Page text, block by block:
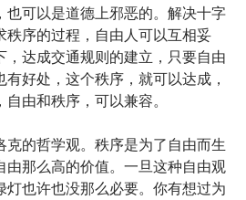
也可以是道德上邪恶的。解决十字
秩序的过程，自由人可以互相妥
，达成交通规则的建立，只要自由
好处，这个秩序，就可以达成，
由和秩序，可以兼容。
克的哲学观。秩序是为了自由而生
由那么高的价值。一旦这种自由观
灯也许也没那么必要。你有想过为